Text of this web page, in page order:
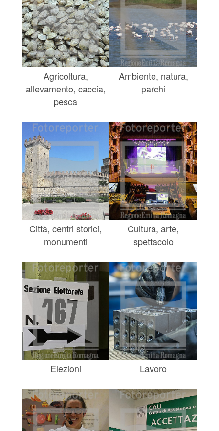
Agricoltura,
allevamento, caccia,
pesca
Ambiente, natura,
parchi
Città, centri storici,
monumenti
Cultura, arte,
spettacolo
Elezioni Lavoro